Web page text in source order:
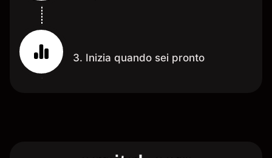
3. Inizia quando sei pronto